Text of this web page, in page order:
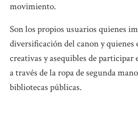
movimiento.
Son los propios usuarios quienes
diversificación del canon y
creativas y asequibles de participar
a través de la ropa de segunda
bibliotecas públicas.